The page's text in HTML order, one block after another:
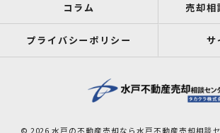
コラム 売却相
プライバシーポリシー サ
© 2026 水戸の不動産売却なら水戸不動産売却相談